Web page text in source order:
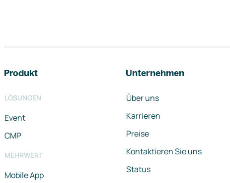
Produkt
LÖSUNGEN
Event
CMP
MEHRWERT
Mobile App
Unternehmen
Über uns
Karrieren
Preise
Kontaktieren Sie uns
Status